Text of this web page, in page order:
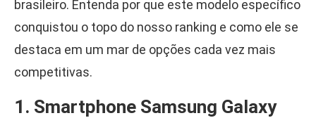
brasileiro. Entenda por que este modelo específico
conquistou o topo do nosso ranking e como ele se
destaca em um mar de opções cada vez mais
competitivas.
1. Smartphone Samsung Galaxy